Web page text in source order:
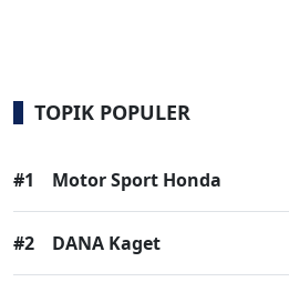
TOPIK POPULER
#1 Motor Sport Honda
#2 DANA Kaget